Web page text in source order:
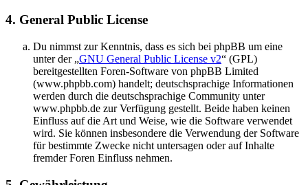
4. General Public License
Du nimmst zur Kenntnis, dass es sich bei phpBB um eine
unter der „GNU General Public License v2“ (GPL)
bereitgestellten Foren-Software von phpBB Limited
(www.phpbb.com) handelt; deutschsprachige Informationen
werden durch die deutschsprachige Community unter
www.phpbb.de zur Verfügung gestellt. Beide haben keinen
Einfluss auf die Art und Weise, wie die Software verwendet
wird. Sie können insbesondere die Verwendung der Software
für bestimmte Zwecke nicht untersagen oder auf Inhalte
fremder Foren Einfluss nehmen.